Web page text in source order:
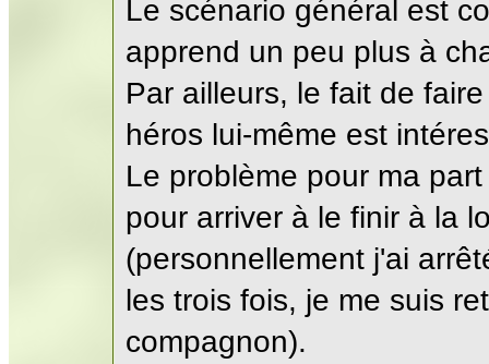
Le scénario général est
apprend un peu plus à
Par ailleurs, le fait de
héros lui-même est
Le problème pour ma
pour arriver à le finir à la
(personnellement j'ai
les trois fois, je me suis
compagnon).